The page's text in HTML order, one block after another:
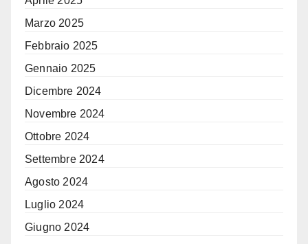
Marzo 2025
Febbraio 2025
Gennaio 2025
Dicembre 2024
Novembre 2024
Ottobre 2024
Settembre 2024
Agosto 2024
Luglio 2024
Giugno 2024